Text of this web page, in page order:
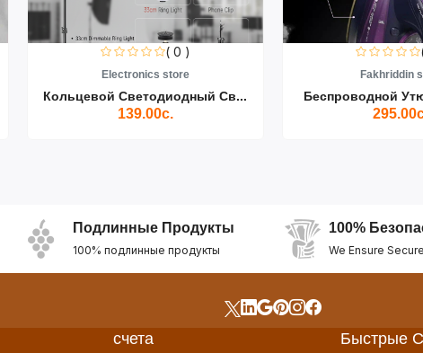
( 0 )
Electronics store
Кольцевой Светодиодный Св...
139.00с.
Fakhriddin
Беспроводной
Подлинные Продукты
100% подлинные продукты
100%
We Ensure
счета Быстрые